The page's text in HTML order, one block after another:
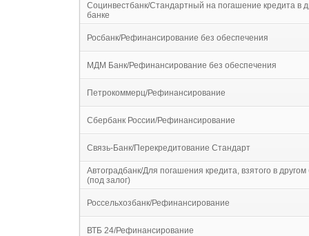
Социнвестбанк/Стандартный на погашение кредита в
банке
Росбанк/Рефинансирование без обеспечения
МДМ Банк/Рефинансирование без обеспечения
Петрокоммерц/Рефинансирование
Сбербанк России/Рефинансирование
Связь-Банк/Перекредитование Стандарт
Автоградбанк/Для погашения кредита, взятого в другом
(под залог)
Россельхозбанк/Рефинансирование
ВТБ 24/Рефинансирование